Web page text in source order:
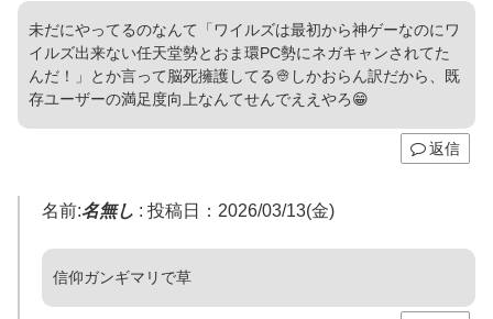
未だにやってるのなんて「ワイルズは最初から神ゲーなのにワ
イルズ出来ない任天堂勢とおま環PC勢にネガキャンされてた
んだ！」とか言って脳死擁護してる👳しかおらん訳だから、既
存ユーザーの満足度向上なんてせんでええやろ😁
返信
名前:名無し : 投稿日：2026/03/13(金)
信仰ガンギマリで草